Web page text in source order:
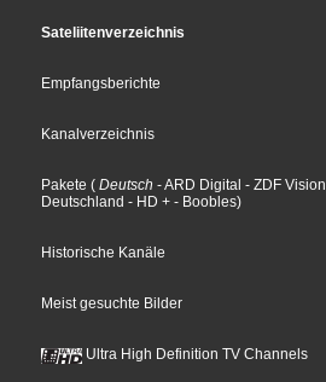
Sateliitenverzeichnis
Empfangsberichte
Kanalverzeichnis
Pakete ( Deutsch - ARD Digital - ZDF Vision
Deutschland - HD + - Boobles)
Historische Kanäle
Meist gesuchte Bilder
Ultra High Definition TV Channels